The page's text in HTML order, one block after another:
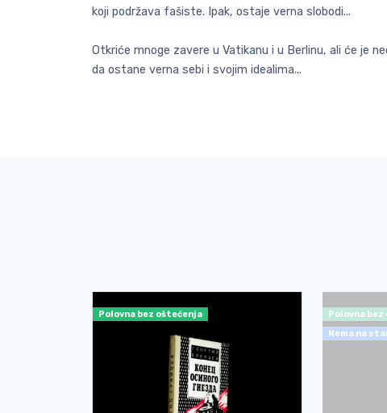
koji podržava fašiste. Ipak, ostaje verna slobodi...
Otkriće mnoge zavere u Vatikanu i u Berlinu, ali će je
da ostane verna sebi i svojim idealima...
Polovna bez oštećenja
Polovna
Nema na